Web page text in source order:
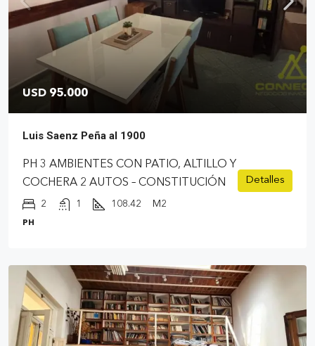
USD 95.000
Luis Saenz Peña al 1900
PH 3 AMBIENTES CON PATIO, ALTILLO Y
COCHERA 2 AUTOS – CONSTITUCIÓN
2 1 108.42 M2
PH
Detalles